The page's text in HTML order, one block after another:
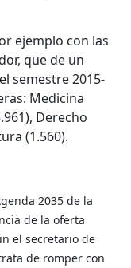
ejemplo con las
que de un
semestre 2015-
Medicina
Derecho
(1.560).
2035 de la
de la oferta
el secretario de
de romper con